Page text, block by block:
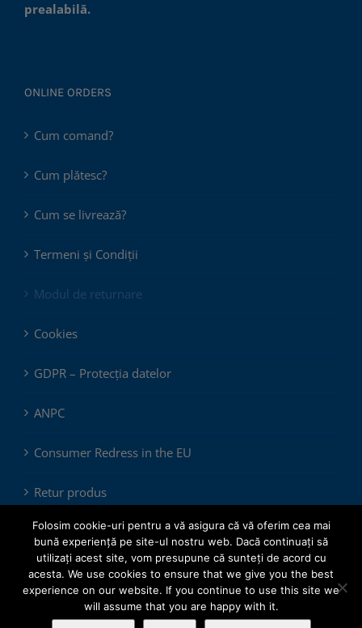
prealabilă.
ONLINE ORDERS
Cum comand?
Cum plătesc?
Cum se livrează?
Termeni și Condiții
Modul de returnare
Cookies
GDPR – Protecția datelor
ANPC
Consumer Redress in the EU
Retur produs
© Copyright 2012 -2026 |ChemSol Group SRL| All Rights
Folosim cookie-uri pentru a vă asigura că vă oferim cea mai
bună experiență pe site-ul nostru web. Dacă continuați să
utilizați acest site, vom presupune că sunteți de acord cu
acesta. We use cookies to ensure that we give you the best
experience on our website. If you continue to use this site we
will assume that you are happy with it.